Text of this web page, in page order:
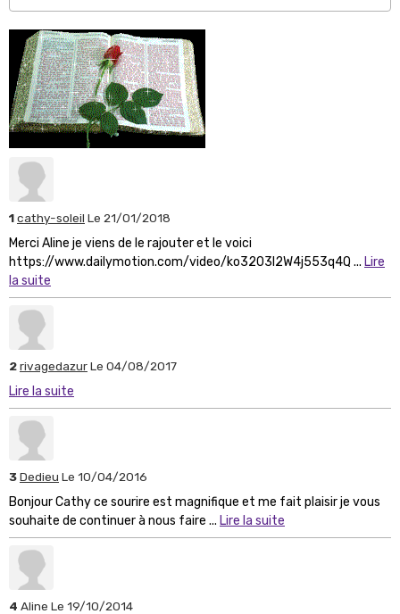
1cathy-soleil Le 21/01/2018
Merci Aline je viens de le rajouter et le voici
https://www.dailymotion.com/video/ko3203l2W4j553q4Q ... Lire
la suite
2rivagedazurLe 04/08/2017
Lire la suite
3Dedieu Le 10/04/2016
Bonjour Cathy ce sourire est magnifique et me fait plaisir je vous
souhaite de continuer à nous faire ... Lire la suite
4 Aline Le 19/10/2014